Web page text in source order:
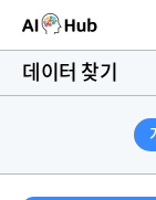
AI-Hub
데이터 찾기